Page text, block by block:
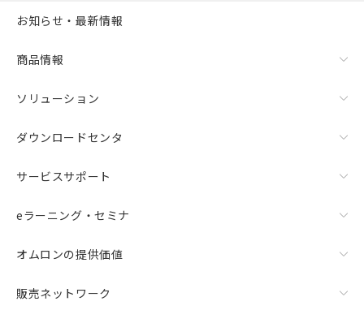
お知らせ・最新情報
商品情報
ソリューション
ダウンロードセンタ
サービスサポート
eラーニング・セミナ
オムロンの提供価値
販売ネットワーク